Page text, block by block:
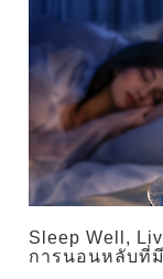
Sleep Well,
การนอนหลับที่